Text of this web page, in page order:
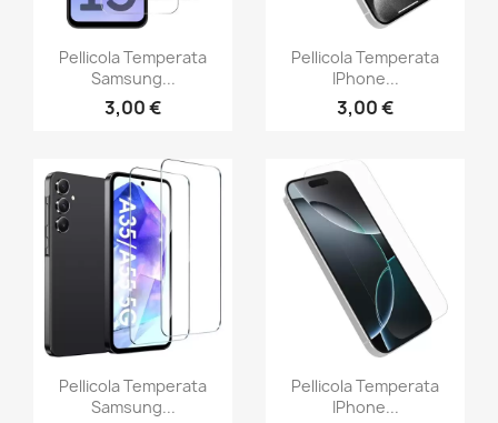
Pellicola Temperata
Samsung...
3,00 €
Pellicola Temperata
IPhone...
3,00 €
Pellicola Temperata
Samsung...
Pellicola Temperata
IPhone...